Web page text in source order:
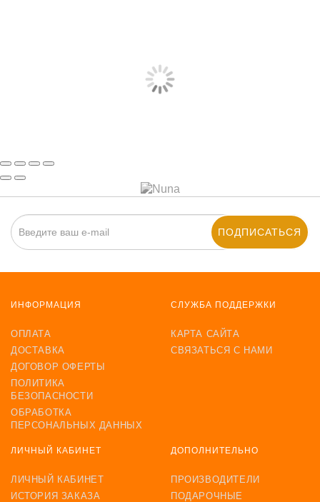
9 900 руб
ПОДПИСАТЬСЯ
ИНФОРМАЦИЯ
ОПЛАТА
ДОСТАВКА
ДОГОВОР ОФЕРТЫ
ПОЛИТИКА
БЕЗОПАСНОСТИ
ОБРАБОТКА
ПЕРСОНАЛЬНЫХ ДАННЫХ
СЛУЖБА ПОДДЕРЖКИ
КАРТА САЙТА
СВЯЗАТЬСЯ С НАМИ
ЛИЧНЫЙ КАБИНЕТ
ЛИЧНЫЙ КАБИНЕТ
ИСТОРИЯ ЗАКАЗА
ДОПОЛНИТЕЛЬНО
ПРОИЗВОДИТЕЛИ
ПОДАРОЧНЫЕ